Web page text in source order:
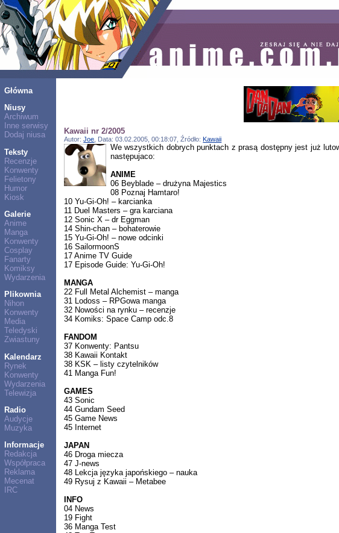
Główna
Niusy
Archiwum
Inne serwisy
Dodaj niusa
Teksty
Recenzje
Konwenty
Felietony
Humor
Kiosk
Galerie
Anime
Manga
Konwenty
Cosplay
Fanarty
Komiksy
Wydarzenia
Plikownia
Nihon
Konwenty
Media
Teledyski
Zwiastuny
Kalendarz
Rynek
Konwenty
Wydarzenia
Telewizja
Radio
Audycje
Muzyka
Informacje
Redakcja
Współpraca
Reklama
Mecenat
IRC
Kawaii nr 2/2005
Autor:Joe , Data: 03.02.2005, 00:18:07, Źródło:Kawaii
We wszystkich dobrych punktach z prasą dostępny jest już
następujaco:
ANIME
06 Beyblade – drużyna Majestics
08 Poznaj Hamtaro!
10 Yu-Gi-Oh! – karcianka
11 Duel Masters – gra karciana
12 Sonic X – dr Eggman
14 Shin-chan – bohaterowie
15 Yu-Gi-Oh! – nowe odcinki
16 SailormoonS
17 Anime TV Guide
17 Episode Guide: Yu-Gi-Oh!
MANGA
22 Full Metal Alchemist – manga
31 Lodoss – RPGowa manga
32 Nowości na rynku – recenzje
34 Komiks: Space Camp odc.8
FANDOM
37 Konwenty: Pantsu
38 Kawaii Kontakt
38 KSK – listy czytelników
41 Manga Fun!
GAMES
43 Sonic
44 Gundam Seed
45 Game News
45 Internet
JAPAN
46 Droga miecza
47 J-news
48 Lekcja języka japońskiego – nauka
49 Rysuj z Kawaii – Metabee
INFO
04 News
19 Fight
36 Manga Test